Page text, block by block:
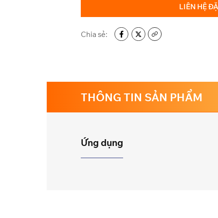
LIÊN HỆ
Chia sẻ:
THÔNG TIN SẢN PHẨM
Ứng dụng